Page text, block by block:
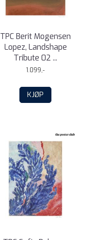
TPC Berit Mogensen
Lopez, Landshape
Tribute 02 ...
1.099,-
KJØP